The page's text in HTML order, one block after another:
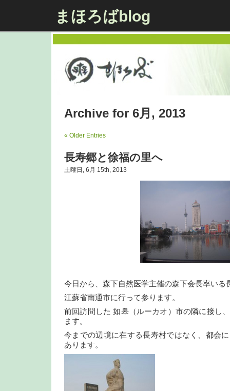
まほろばblog
Archive for 6月, 2013
« Older Entries
長寿郷と徐福の里へ
土曜日, 6月 15th, 2013
今日から、森下自然医学主催の森下会長率いる
江蘇省南通市に行って参ります。
前回訪問した 如皋（ルーカオ）市の隣に接し
ます。
今までの辺境に在する長寿村ではなく、都会
あります。